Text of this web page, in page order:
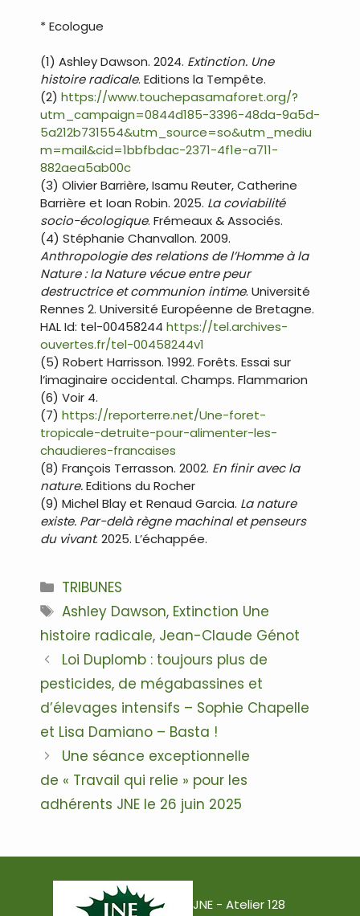
* Ecologue
(1) Ashley Dawson. 2024. Extinction. Une
histoire radicale. Editions la Tempête.
(2) https://www.touchepasamaforet.org/?
utm_campaign=0844d185-3396-48da-9a5d-
5a212b731554&utm_source=so&utm_mediu
m=mail&cid=1bbfbdac-2371-4f1e-a711-
882aea5ab00c
(3) Olivier Barrière, Isamu Reuter, Catherine
Barrière et Ioan Robin. 2025. La coviabilité
socio-écologique. Frémeaux & Associés.
(4) Stéphanie Chanvallon. 2009.
Anthropologie des relations de l’Homme à la
Nature : la Nature vécue entre peur
destructrice et communion intime. Université
Rennes 2. Université Européenne de Bretagne.
HAL Id: tel-00458244 https://tel.archives-
ouvertes.fr/tel-00458244v1
(5) Robert Harrisson. 1992. Forêts. Essai sur
l‘imaginaire occidental. Champs. Flammarion
(6) Voir 4.
(7) https://reporterre.net/Une-foret-
tropicale-detruite-pour-alimenter-les-
chaudieres-francaises
(8) François Terrasson. 2002. En finir avec la
nature.Editions du Rocher
(9) Michel Blay et Renaud Garcia. La nature
existe. Par-delà règne machinal et penseurs
du vivant. 2025. L’échappée.
Catégories
TRIBUNES
Étiquettes
Ashley Dawson, Extinction Une
histoire radicale, Jean-Claude Génot
Navigation
des
articles
Loi Duplomb : toujours plus de
pesticides, de mégabassines et
d’élevages intensifs – Sophie Chapelle
et Lisa Damiano – Basta !
Une séance exceptionnelle
de « Travail qui relie » pour les
adhérents JNE le 26 juin 2025
JNE - Atelier 128